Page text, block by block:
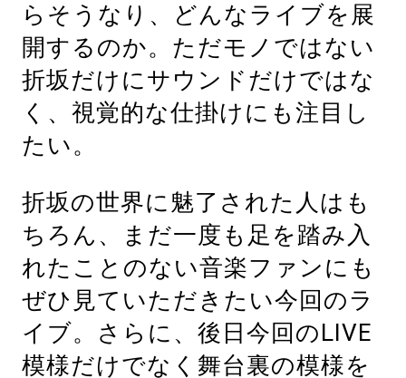
らそうなり、どんなライブを展
開するのか。ただモノではない
折坂だけにサウンドだけではな
く、視覚的な仕掛けにも注目し
たい。
折坂の世界に魅了された人はも
ちろん、まだ一度も足を踏み入
れたことのない音楽ファンにも
ぜひ見ていただきたい今回のラ
イブ。さらに、後日今回のLIVE
模様だけでなく舞台裏の模様を